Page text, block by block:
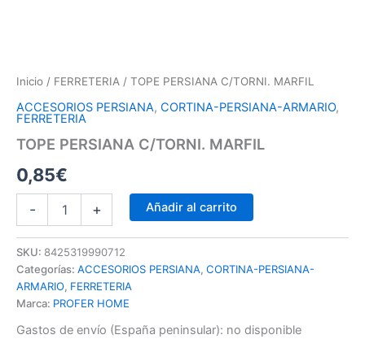
Inicio / FERRETERIA / TOPE PERSIANA C/TORNI. MARFIL
ACCESORIOS PERSIANA, CORTINA-PERSIANA-ARMARIO,
FERRETERIA
TOPE PERSIANA C/TORNI. MARFIL
0,85€
- + Añadir al carrito
SKU: 8425319990712
Categorías: ACCESORIOS PERSIANA, CORTINA-PERSIANA-
ARMARIO, FERRETERIA
Marca: PROFER HOME
Gastos de envío (España peninsular): no disponible